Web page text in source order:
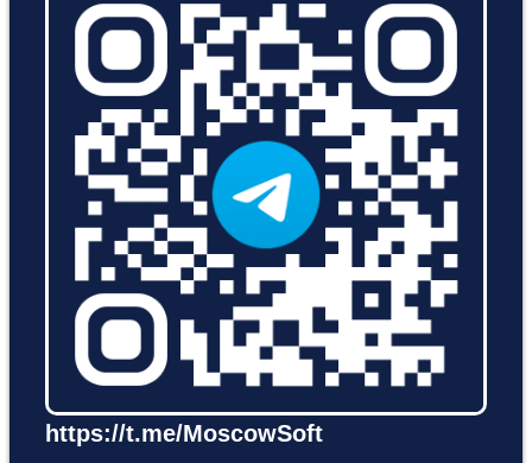
https://t.me/MoscowSoft